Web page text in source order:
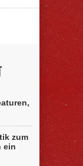
zum
ein